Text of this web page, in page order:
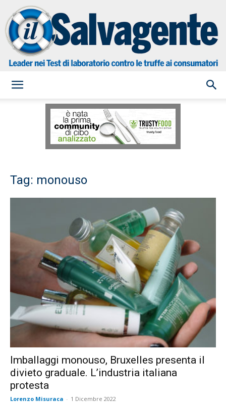
Salvagente
Tag: monouso
Imballaggi monouso, Bruxelles presenta il
divieto graduale. L’industria italiana
protesta
Lorenzo Misuraca - 1 Dicembre 2022